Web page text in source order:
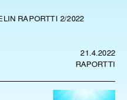
RAPORTTI 2/2022
21.4.2022
RAPORTTI